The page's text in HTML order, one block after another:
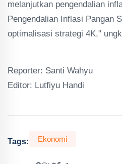
melanjutkan pengendalian
Pengendalian Inflasi Pangan
optimalisasi strategi 4K,"
Reporter: Santi Wahyu
Editor: Lutfiyu Handi
Tags: Ekonomi